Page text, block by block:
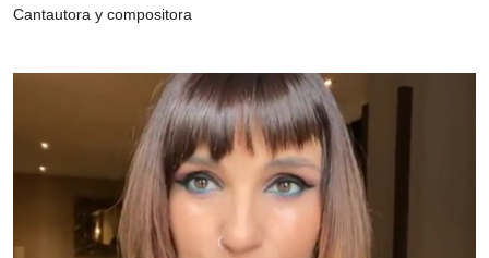
Cantautora y compositora